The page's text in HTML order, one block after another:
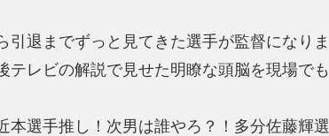
引退までずっと見てきた選手が監督になりま
テレビの解説で見せた明瞭な頭脳を現場でも
本選手推し！次男は誰やろ？！多分佐藤輝選